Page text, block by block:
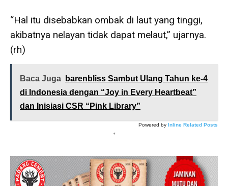
“Hal itu disebabkan ombak di laut yang tinggi,
akibatnya nelayan tidak dapat melaut,” ujarnya.
(rh)
Baca Juga
barenbliss Sambut Ulang Tahun ke-4
di Indonesia dengan “Joy in Every Heartbeat”
dan Inisiasi CSR “Pink Library”
Powered by Inline Related Posts
*